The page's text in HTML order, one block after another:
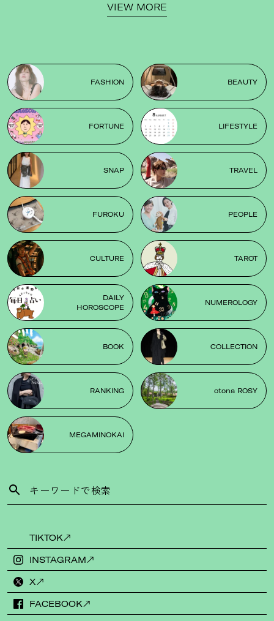
VIEW MORE
FASHION BEAUTY
FORTUNE LIFESTYLE
SNAP TRAVEL
FUROKU PEOPLE
CULTURE TAROT
DAILY
HOROSCOPE
NUMEROLOGY
BOOK COLLECTION
RANKING otona ROSY
MEGAMINOKAI
TIKTOK
INSTAGRAM
X
FACEBOOK